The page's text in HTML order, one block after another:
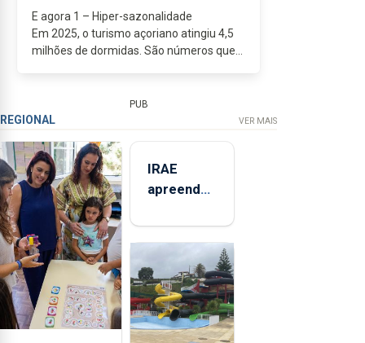
E agora 1 – Hiper-sazonalidade
Em 2025, o turismo açoriano atingiu 4,5
milhões de dormidas. São números que
crónica, que pressiona...
PUB
REGIONAL VER MAIS
IRAE
apreendeu
toneladas
de
alimentos
entre
2021 e
2025 nos